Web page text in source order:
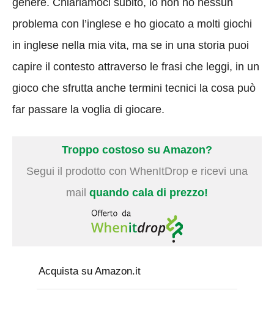
genere. Chiariamoci subito, io non ho nessun
problema con l’inglese e ho giocato a molti giochi
in inglese nella mia vita, ma se in una storia puoi
capire il contesto attraverso le frasi che leggi, in un
gioco che sfrutta anche termini tecnici la cosa può
far passare la voglia di giocare.
Troppo costoso su Amazon?
Segui il prodotto con WhenItDrop e ricevi una
mail quando cala di prezzo!
Acquista su Amazon.it